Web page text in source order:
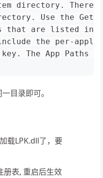
directory.
Use the
are listed in
the per-
The App Paths
目录即可。
载LPK.dll了，要
册表, 重启后生效